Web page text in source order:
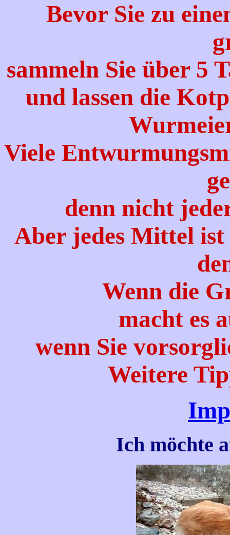
Bevor Sie zu
sammeln Sie über 5
und lassen die
Viele
denn nicht
Aber jedes Mittel ist
Wenn die
macht es
wenn Sie
Weitere
Ich möchte